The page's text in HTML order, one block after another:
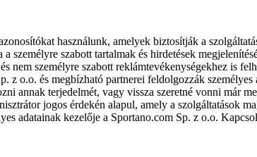
használunk, amelyek biztosítják a
személyre szabott tartalmak és hirdetések
személyre szabott reklámtevékenységekhez is
és megbízható partnerei feldolgozzák személyes
annak terjedelmét, vagy vissza szeretné vonni már
jogos érdekén alapul, amely a szolgáltatások
adatainak kezelője a Sportano.com Sp. z o.o.